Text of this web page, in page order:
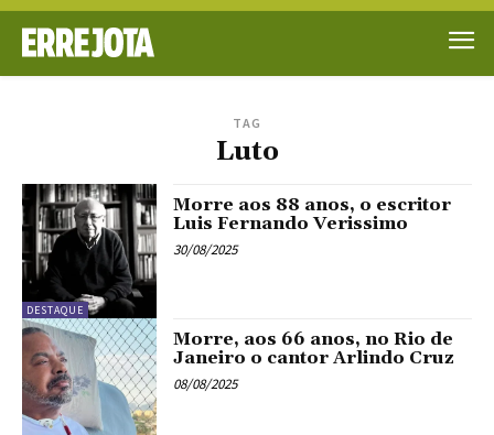
TAG
Luto
DESTAQUE
Morre aos 88 anos, o escritor
Luis Fernando Verissimo
30/08/2025
Morre, aos 66 anos, no Rio de
Janeiro o cantor Arlindo Cruz
08/08/2025